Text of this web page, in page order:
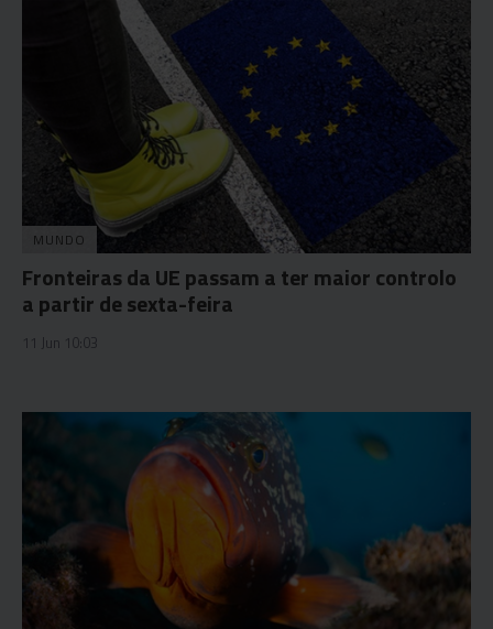
MUNDO
Fronteiras da UE passam a ter maior controlo
a partir de sexta-feira
11 Jun 10:03